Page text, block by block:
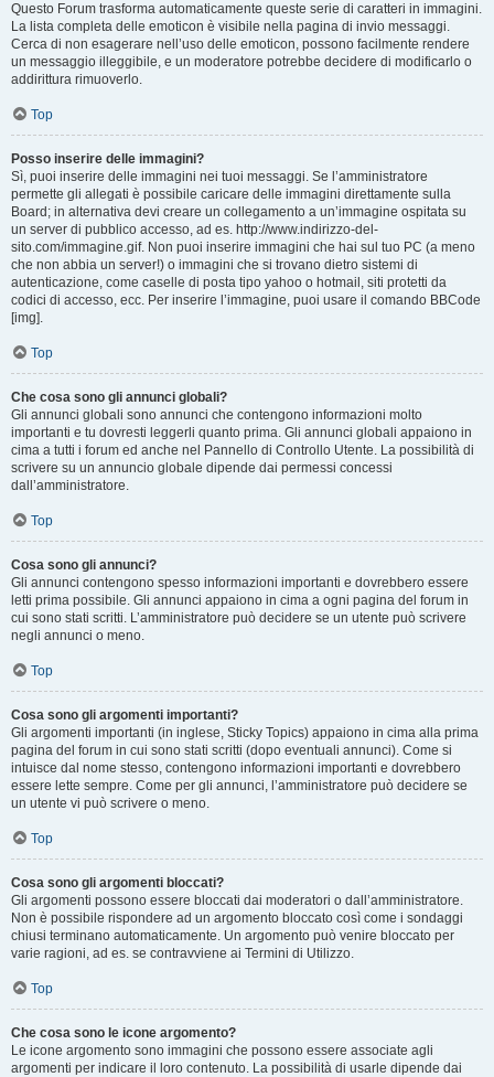
Questo Forum trasforma automaticamente queste serie di caratteri in immagini.
La lista completa delle emoticon è visibile nella pagina di invio messaggi.
Cerca di non esagerare nell’uso delle emoticon, possono facilmente rendere
un messaggio illeggibile, e un moderatore potrebbe decidere di modificarlo o
addirittura rimuoverlo.
Top
Posso inserire delle immagini?
Sì, puoi inserire delle immagini nei tuoi messaggi. Se l’amministratore
permette gli allegati è possibile caricare delle immagini direttamente sulla
Board; in alternativa devi creare un collegamento a un’immagine ospitata su
un server di pubblico accesso, ad es. http://www.indirizzo-del-
sito.com/immagine.gif. Non puoi inserire immagini che hai sul tuo PC (a meno
che non abbia un server!) o immagini che si trovano dietro sistemi di
autenticazione, come caselle di posta tipo yahoo o hotmail, siti protetti da
codici di accesso, ecc. Per inserire l’immagine, puoi usare il comando BBCode
[img].
Top
Che cosa sono gli annunci globali?
Gli annunci globali sono annunci che contengono informazioni molto
importanti e tu dovresti leggerli quanto prima. Gli annunci globali appaiono in
cima a tutti i forum ed anche nel Pannello di Controllo Utente. La possibilità di
scrivere su un annuncio globale dipende dai permessi concessi
dall’amministratore.
Top
Cosa sono gli annunci?
Gli annunci contengono spesso informazioni importanti e dovrebbero essere
letti prima possibile. Gli annunci appaiono in cima a ogni pagina del forum in
cui sono stati scritti. L’amministratore può decidere se un utente può scrivere
negli annunci o meno.
Top
Cosa sono gli argomenti importanti?
Gli argomenti importanti (in inglese, Sticky Topics) appaiono in cima alla prima
pagina del forum in cui sono stati scritti (dopo eventuali annunci). Come si
intuisce dal nome stesso, contengono informazioni importanti e dovrebbero
essere lette sempre. Come per gli annunci, l’amministratore può decidere se
un utente vi può scrivere o meno.
Top
Cosa sono gli argomenti bloccati?
Gli argomenti possono essere bloccati dai moderatori o dall’amministratore.
Non è possibile rispondere ad un argomento bloccato così come i sondaggi
chiusi terminano automaticamente. Un argomento può venire bloccato per
varie ragioni, ad es. se contravviene ai Termini di Utilizzo.
Top
Che cosa sono le icone argomento?
Le icone argomento sono immagini che possono essere associate agli
argomenti per indicare il loro contenuto. La possibilità di usarle dipende dai